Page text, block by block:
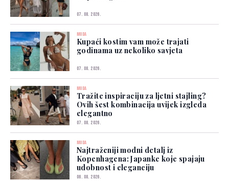
07. 08. 2026.
MODA
Kupaći kostim vam može trajati
godinama uz nekoliko savjeta
07. 08. 2026.
MODA
Tražite inspiraciju za ljetni stajling?
Ovih šest kombinacija uvijek izgleda
elegantno
07. 08. 2026.
MODA
Najtraženiji modni detalj iz
Kopenhagena: Japanke koje spajaju
udobnost i eleganciju
06. 08. 2026.